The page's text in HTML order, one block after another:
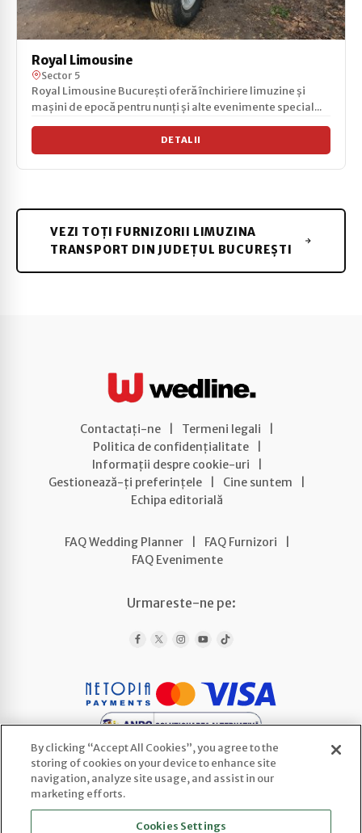
Royal Limousine
Sector 5
Royal Limousine București oferă închiriere limuzine și
mașini de epocă pentru nunți și alte evenimente special...
DETALII
VEZI TOȚI FURNIZORII LIMUZINA
TRANSPORT DIN JUDEȚUL BUCUREȘTI
Contactați-ne Termeni legali
Politica de confidențialitate
Informații despre cookie-uri
Gestionează-ți preferințele
Cine suntem
Echipa editorială
FAQ Wedding Planner FAQ Furnizori
FAQ Evenimente
Urmareste-ne pe:
WEDLINE AGENCY SRL
By clicking “Accept All Cookies”, you agree to the
storing of cookies on your device to enhance site
navigation, analyze site usage, and assist in our
marketing efforts.
Cookies Settings